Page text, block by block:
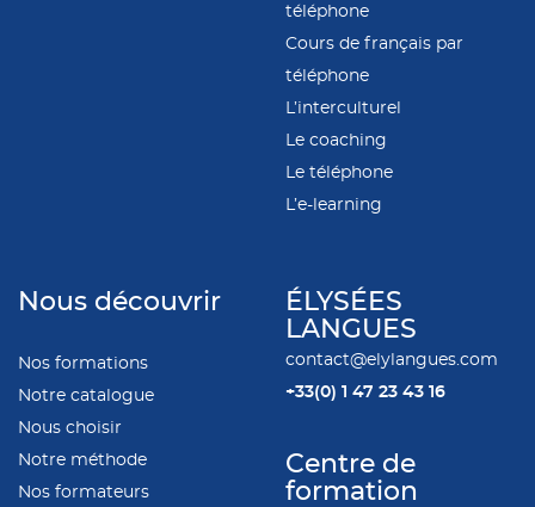
téléphone
Cours de français par
téléphone
L’interculturel
Le coaching
Le téléphone
L’e-learning
Nous découvrir
Nos formations
Notre catalogue
Nous choisir
Notre méthode
Nos formateurs
ÉLYSÉES
LANGUES
contact@elylangues.com
+33(0) 1 47 23 43 16
Centre de
formation